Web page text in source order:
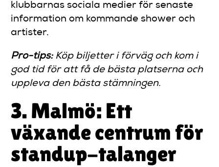
klubbarnas sociala medier för senaste
information om kommande shower och
artister.
Pro-tips: Köp biljetter i förväg och kom i
god tid för att få de bästa platserna och
uppleva den bästa stämningen.
3. Malmö: Ett
växande centrum för
standup-talanger